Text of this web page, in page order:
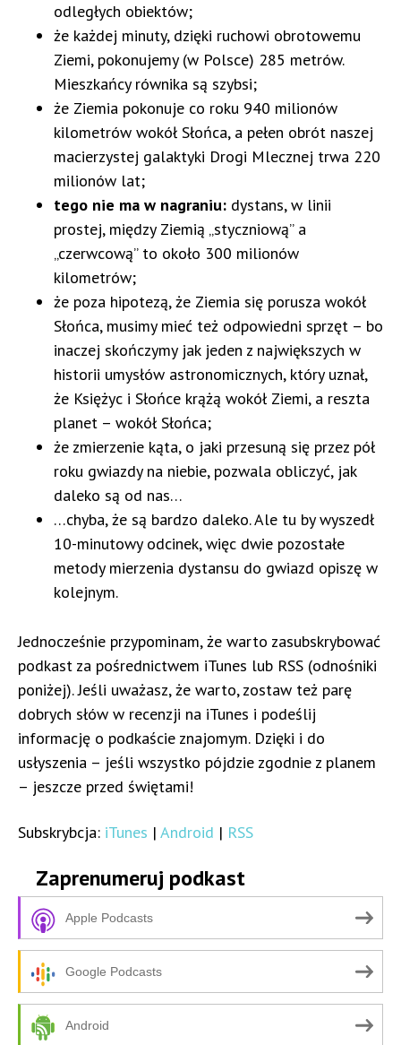
odległych obiektów;
że każdej minuty, dzięki ruchowi obrotowemu
Ziemi, pokonujemy (w Polsce) 285 metrów.
Mieszkańcy równika są szybsi;
że Ziemia pokonuje co roku 940 milionów
kilometrów wokół Słońca, a pełen obrót naszej
macierzystej galaktyki Drogi Mlecznej trwa 220
milionów lat;
tego nie ma w nagraniu: dystans, w linii
prostej, między Ziemią „styczniową” a
„czerwcową” to około 300 milionów
kilometrów;
że poza hipotezą, że Ziemia się porusza wokół
Słońca, musimy mieć też odpowiedni sprzęt – bo
inaczej skończymy jak jeden z największych w
historii umysłów astronomicznych, który uznał,
że Księżyc i Słońce krążą wokół Ziemi, a reszta
planet – wokół Słońca;
że zmierzenie kąta, o jaki przesuną się przez pół
roku gwiazdy na niebie, pozwala obliczyć, jak
daleko są od nas…
…chyba, że są bardzo daleko. Ale tu by wyszedł
10-minutowy odcinek, więc dwie pozostałe
metody mierzenia dystansu do gwiazd opiszę w
kolejnym.
Jednocześnie przypominam, że warto zasubskrybować
podkast za pośrednictwem iTunes lub RSS (odnośniki
poniżej). Jeśli uważasz, że warto, zostaw też parę
dobrych słów w recenzji na iTunes i podeślij
informację o podkaście znajomym. Dzięki i do
usłyszenia – jeśli wszystko pójdzie zgodnie z planem
– jeszcze przed świętami!
Subskrybcja: iTunes | Android | RSS
Zaprenumeruj podkast
Apple Podcasts
Google Podcasts
Android